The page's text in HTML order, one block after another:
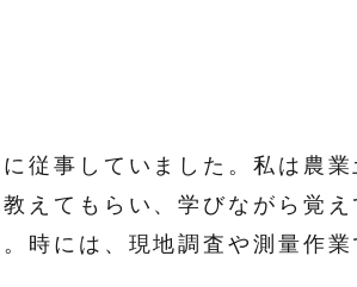
従事していました。私は農
えてもらい、学びながら覚
時には、現地調査や測量作